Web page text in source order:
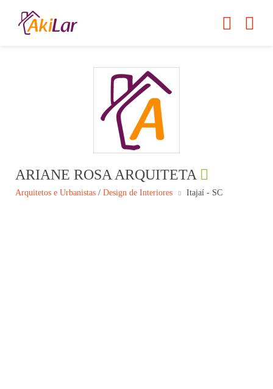
ARIANE ROSA ARQUITETA
Arquitetos e Urbanistas / Design de Interiores Itajaí - SC